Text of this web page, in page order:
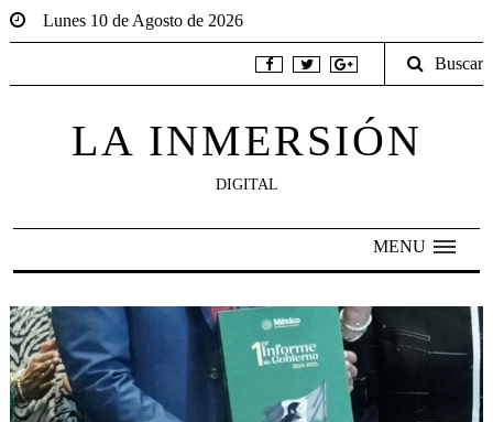
Lunes 10 de Agosto de 2026
Buscar
LA INMERSIÓN
DIGITAL
MENU